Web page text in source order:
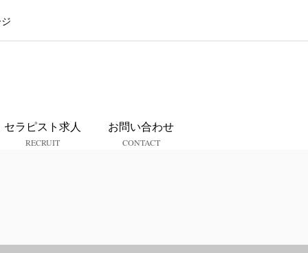
セラピスト求人
RECRUIT
お問い合わせ
CONTACT